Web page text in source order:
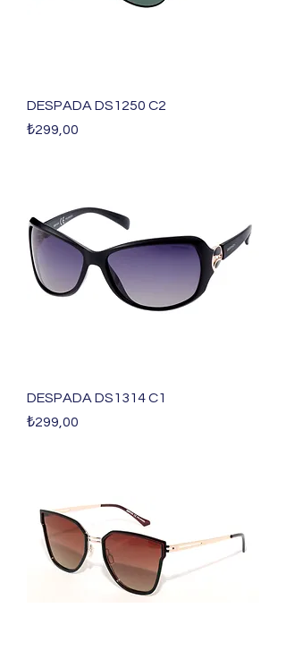
DESPADA DS1250 C2
Fiyat
₺299,00
DESPADA DS1314 C1
Fiyat
₺299,00